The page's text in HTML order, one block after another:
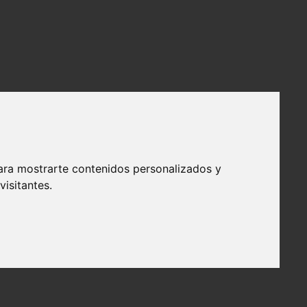
mostrarte contenidos personalizados y